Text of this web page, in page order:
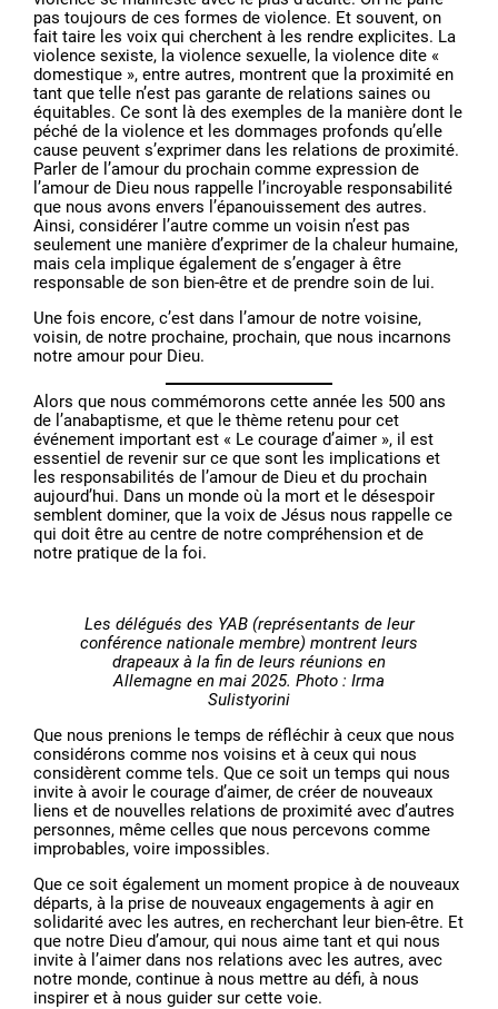
pas toujours de ces formes de violence. Et souvent, on
fait taire les voix qui cherchent à les rendre explicites. La
violence sexiste, la violence sexuelle, la violence dite «
domestique », entre autres, montrent que la proximité en
tant que telle n’est pas garante de relations saines ou
équitables. Ce sont là des exemples de la manière dont le
péché de la violence et les dommages profonds qu’elle
cause peuvent s’exprimer dans les relations de proximité.
Parler de l’amour du prochain comme expression de
l’amour de Dieu nous rappelle l’incroyable responsabilité
que nous avons envers l’épanouissement des autres.
Ainsi, considérer l’autre comme un voisin n’est pas
seulement une manière d’exprimer de la chaleur humaine,
mais cela implique également de s’engager à être
responsable de son bien-être et de prendre soin de lui.
Une fois encore, c’est dans l’amour de notre voisine,
voisin, de notre prochaine, prochain, que nous incarnons
notre amour pour Dieu.
Alors que nous commémorons cette année les 500 ans
de l’anabaptisme, et que le thème retenu pour cet
événement important est « Le courage d’aimer », il est
essentiel de revenir sur ce que sont les implications et
les responsabilités de l’amour de Dieu et du prochain
aujourd’hui. Dans un monde où la mort et le désespoir
semblent dominer, que la voix de Jésus nous rappelle ce
qui doit être au centre de notre compréhension et de
notre pratique de la foi.
Les délégués des YAB (représentants de leur
conférence nationale membre) montrent leurs
drapeaux à la fin de leurs réunions en
Allemagne en mai 2025. Photo : Irma
Sulistyorini
Que nous prenions le temps de réfléchir à ceux que nous
considérons comme nos voisins et à ceux qui nous
considèrent comme tels. Que ce soit un temps qui nous
invite à avoir le courage d’aimer, de créer de nouveaux
liens et de nouvelles relations de proximité avec d’autres
personnes, même celles que nous percevons comme
improbables, voire impossibles.
Que ce soit également un moment propice à de nouveaux
départs, à la prise de nouveaux engagements à agir en
solidarité avec les autres, en recherchant leur bien-être. Et
que notre Dieu d’amour, qui nous aime tant et qui nous
invite à l’aimer dans nos relations avec les autres, avec
notre monde, continue à nous mettre au défi, à nous
inspirer et à nous guider sur cette voie.